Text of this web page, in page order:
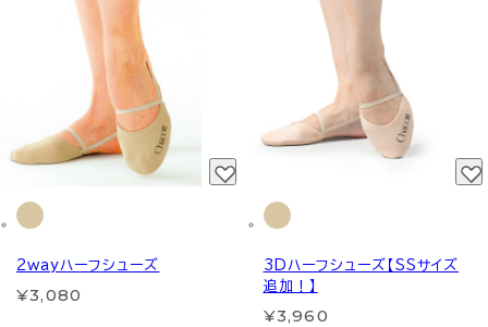
2wayハーフシューズ
¥3,080
3Dハーフシューズ【SSサイズ
追加！】
¥3,960